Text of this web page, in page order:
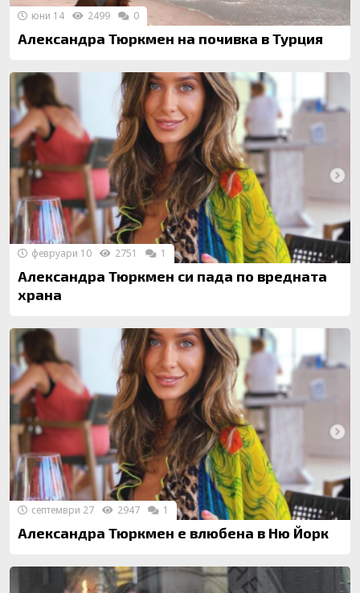
Александра Тюркмен на почивка в Турция
юни 14 2499 0
Александра Тюркмен си пада по вредната
храна
февруари 10 2751 1
Александра Тюркмен е влюбена в Ню Йорк
септември 27 2947 1